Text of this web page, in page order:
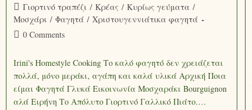
Γιορτινό τραπέζι / Κρέας / Κυρίως γεύματα /
Μοσχάρι / Φαγητά / Χριστουγεννιάτικα φαγητά
0 Comments
Irini's Homestyle Cooking Το καλό φαγητό δεν χρειάζεται
πολλά, μόνο μεράκι, αγάπη και καλά υλικά Αρχική Ποια
είμαι Φαγητά Γλυκά Εικοινωνία Μοσχαράκι Bourguignon
αλά Ειρήνη Το Απόλυτο Γιορτινό Γαλλικό Πιάτο.…